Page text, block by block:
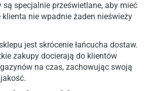
są specjalnie prześwietlane, aby mieć
klienta nie wpadnie żaden nieświeży
jest skrócenie łańcucha dostaw.
zakupy docierają do klientów
na czas, zachowując swoją